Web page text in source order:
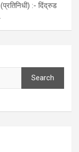
:- दिंद्रुड
Search